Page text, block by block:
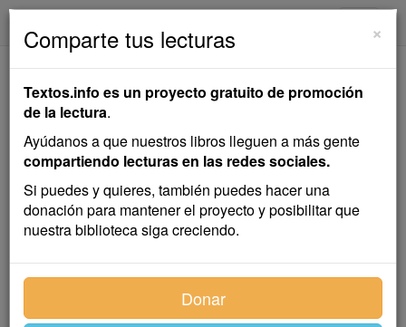
De Cómo Entró un
Rico en el Reino de
los Cielos
José de la Cuadra
Cuento
(A Joaquín Gallegos Lara)
×
Comparte tus lecturas
Textos.info es un proyecto gratuito de promoción
de la lectura.
Ayúdanos a que nuestros libros lleguen a más gente
compartiendo lecturas en las redes sociales.
Si puedes y quieres, también puedes hacer una
donación para mantener el proyecto y posibilitar que
nuestra biblioteca siga creciendo.
Donar